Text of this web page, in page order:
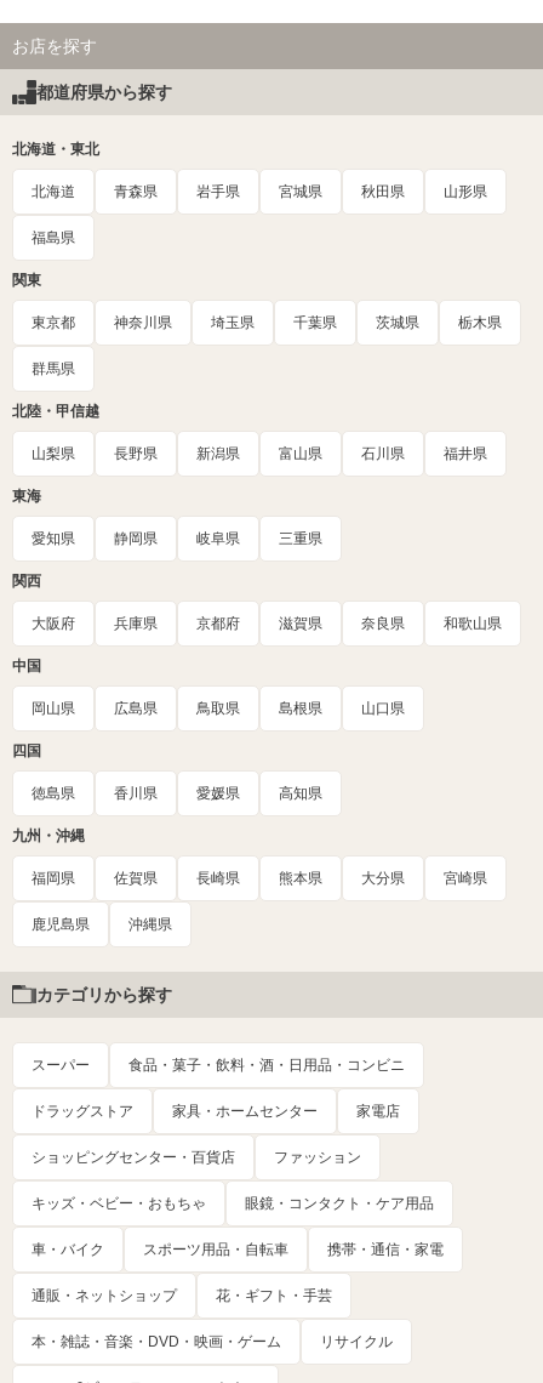
お店を探す
都道府県から探す
北海道・東北
北海道 青森県 岩手県 宮城県 秋田県 山形県
福島県
関東
東京都 神奈川県 埼玉県 千葉県 茨城県 栃木県
群馬県
北陸・甲信越
山梨県 長野県 新潟県 富山県 石川県 福井県
東海
愛知県 静岡県 岐阜県 三重県
関西
大阪府 兵庫県 京都府 滋賀県 奈良県 和歌山県
中国
岡山県 広島県 鳥取県 島根県 山口県
四国
徳島県 香川県 愛媛県 高知県
九州・沖縄
福岡県 佐賀県 長崎県 熊本県 大分県 宮崎県
鹿児島県 沖縄県
カテゴリから探す
スーパー 食品・菓子・飲料・酒・日用品・コンビニ
ドラッグストア 家具・ホームセンター 家電店
ショッピングセンター・百貨店 ファッション
キッズ・ベビー・おもちゃ 眼鏡・コンタクト・ケア用品
車・バイク スポーツ用品・自転車 携帯・通信・家電
通販・ネットショップ 花・ギフト・手芸
本・雑誌・音楽・DVD・映画・ゲーム リサイクル